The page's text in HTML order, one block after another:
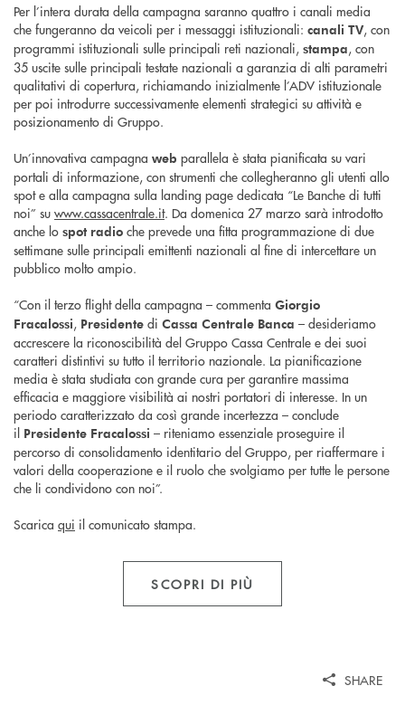
Per l’intera durata della campagna saranno quattro i canali media
che fungeranno da veicoli per i messaggi istituzionali: canali TV, con
programmi istituzionali sulle principali reti nazionali, stampa, con
35 uscite sulle principali testate nazionali a garanzia di alti parametri
qualitativi di copertura, richiamando inizialmente l’ADV istituzionale
per poi introdurre successivamente elementi strategici su attività e
posizionamento di Gruppo.
Un’innovativa campagna web parallela è stata pianificata su vari
portali di informazione, con strumenti che collegheranno gli utenti allo
spot e alla campagna sulla landing page dedicata “Le Banche di tutti
noi” su www.cassacentrale.it. Da domenica 27 marzo sarà introdotto
anche lo spot radio che prevede una fitta programmazione di due
settimane sulle principali emittenti nazionali al fine di intercettare un
pubblico molto ampio.
“Con il terzo flight della campagna – commenta Giorgio
Fracalossi, Presidente di Cassa Centrale Banca – desideriamo
accrescere la riconoscibilità del Gruppo Cassa Centrale e dei suoi
caratteri distintivi su tutto il territorio nazionale. La pianificazione
media è stata studiata con grande cura per garantire massima
efficacia e maggiore visibilità ai nostri portatori di interesse. In un
periodo caratterizzato da così grande incertezza – conclude
il Presidente Fracalossi – riteniamo essenziale proseguire il
percorso di consolidamento identitario del Gruppo, per riaffermare i
valori della cooperazione e il ruolo che svolgiamo per tutte le persone
che li condividono con noi”.
Scarica qui il comunicato stampa.
SCOPRI DI PIÙ
SHARE